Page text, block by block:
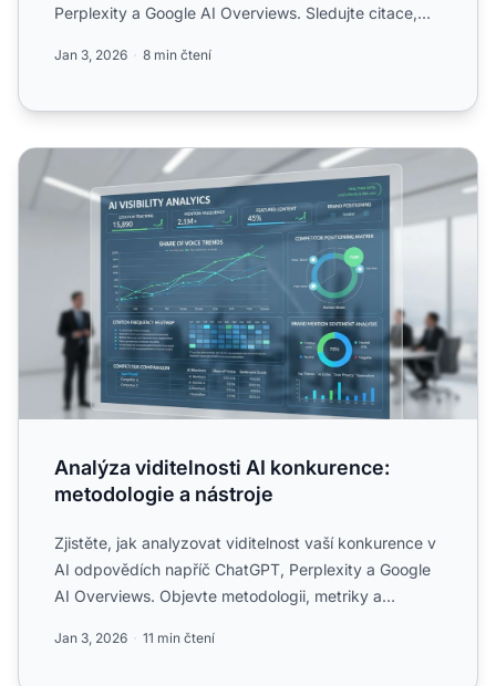
Perplexity a Google AI Overviews. Sledujte citace,
Jan 3, 2026 8 min čtení
Analýza viditelnosti AI konkurence: metodologie a
Analýza viditelnosti AI konkurence:
metodologie a nástroje
Zjistěte, jak analyzovat viditelnost vaší konkurence v
AI odpovědích napříč ChatGPT, Perplexity a Google
AI Overviews. Objevte metodologii, metriky a
Jan 3, 2026 11 min čtení